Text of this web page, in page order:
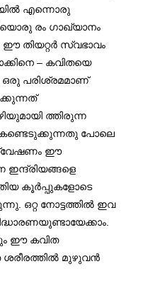
എന്നൊരു
രം ഗാഖ്യാനം
തിയറ്റർ സ്വഭാവം
– കവിതയെ
ഒരു പരിശ്രമമാണ്
ത്തിരുന്ന
കണ്ടെടുക്കുന്നതു പോലെ
ഈ
ഇന്ദ്രിയങ്ങളെ
കൂർപ്പുകളോടെ
ഒറ്റ നോട്ടത്തിൽ ഇവ
ഈ കവിത
ശരീരത്തിൽ മുഴുവൻ